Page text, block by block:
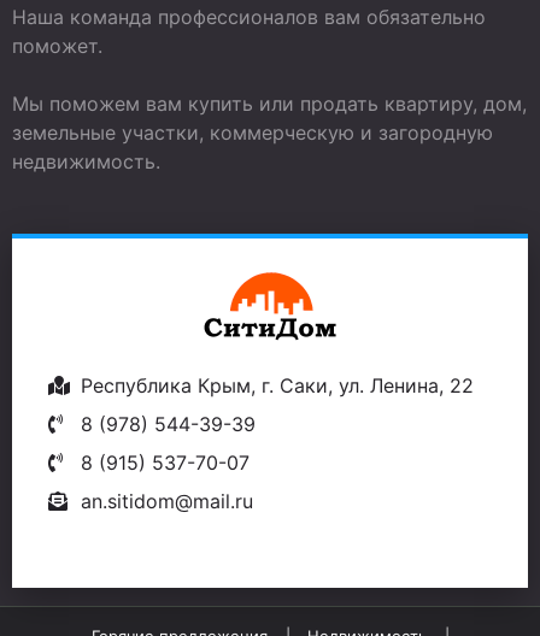
Наша команда профессионалов вам обязательно
поможет.
Мы поможем вам купить или продать квартиру, дом,
земельные участки, коммерческую и загородную
недвижимость.
Республика Крым, г. Саки, ул. Ленина, 22
8 (978) 544-39-39
8 (915) 537-70-07
an.sitidom@mail.ru